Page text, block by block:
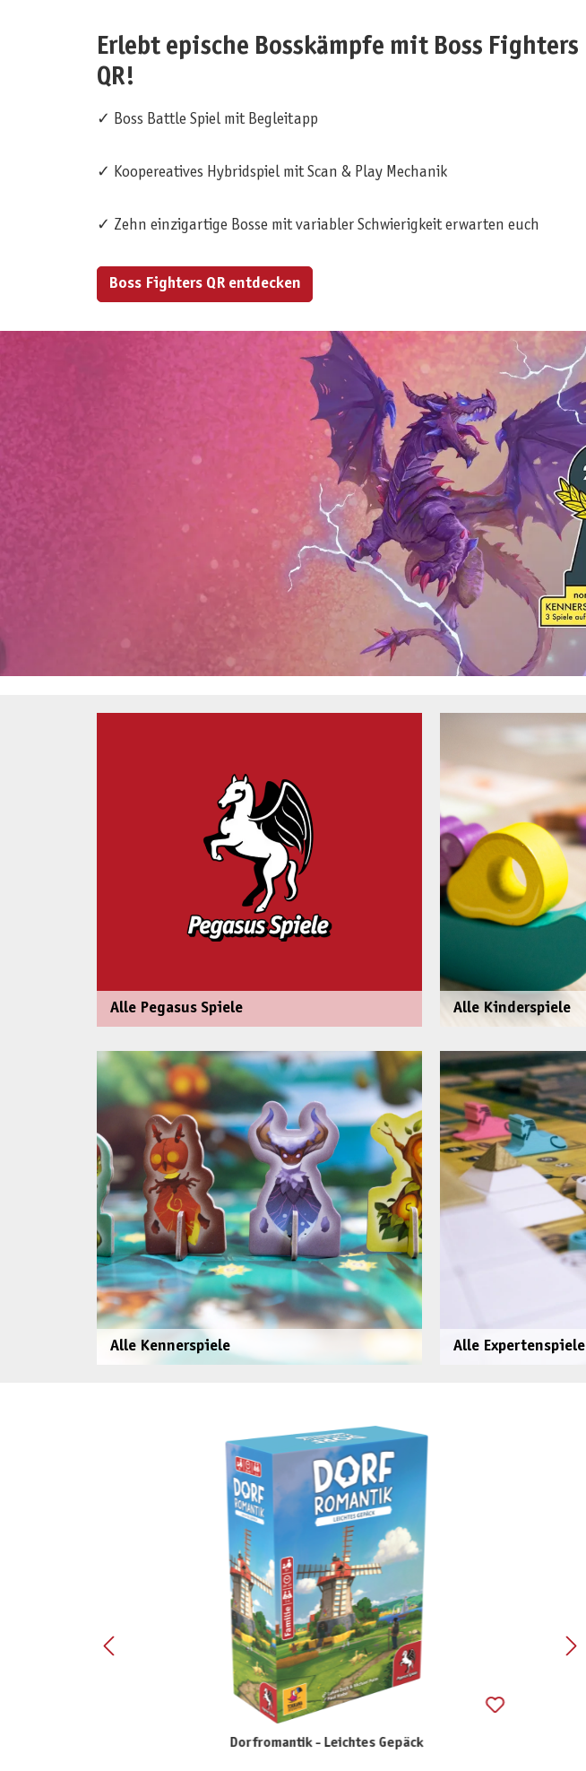
Erlebt epische Bosskämpfe mit Boss Fighters
QR!
✓ Boss Battle Spiel mit Begleitapp
✓ Koopereatives Hybridspiel mit Scan & Play Mechanik
✓ Zehn einzigartige Bosse mit variabler Schwierigkeit erwarten euch
Boss Fighters QR entdecken
Alle Pegasus Spiele Alle Kinderspiele
Alle Kennerspiele Alle Expertenspiele
Dorfromantik - Leichtes Gepäck